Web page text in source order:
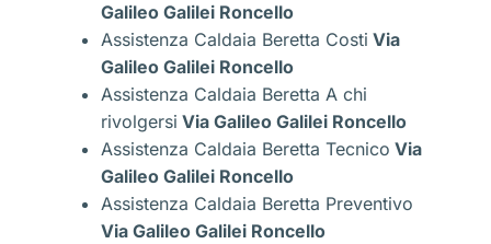
Galileo Galilei Roncello
Assistenza Caldaia Beretta Costi Via
Galileo Galilei Roncello
Assistenza Caldaia Beretta A chi
rivolgersi Via Galileo Galilei Roncello
Assistenza Caldaia Beretta Tecnico Via
Galileo Galilei Roncello
Assistenza Caldaia Beretta Preventivo
Via Galileo Galilei Roncello